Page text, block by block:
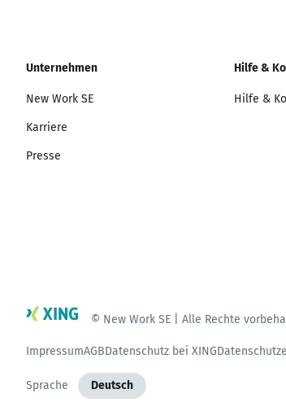
Unternehmen
New Work SE
Karriere
Presse
Hilfe &
Hilfe &
© New Work SE | Alle Rechte
ImpressumAGBDatenschutz bei XING
Sprache Deutsch